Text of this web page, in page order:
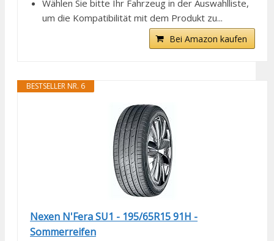
Wählen Sie bitte Ihr Fahrzeug in der Auswahlliste,
um die Kompatibilität mit dem Produkt zu...
Bei Amazon kaufen
BESTSELLER NR. 6
Nexen N'Fera SU1 - 195/65R15 91H -
Sommerreifen